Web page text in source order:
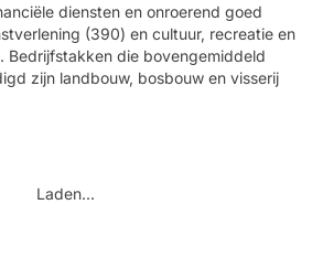
diensten en onroerend goed
(390) en cultuur, recreatie en
Bedrijfstakken die bovengemiddeld
zijn landbouw, bosbouw en visserij
Laden...